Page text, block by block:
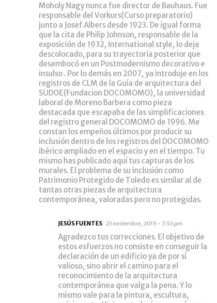
Moholy Nagy nunca fue director de Bauhaus. Fue
responsable del Vorkurs(Curso preparatorio)
junto a Josef Albers desde 1923. De igual forma
que la cita de Philip Johnson, responsable de la
exposición de 1932, International style, lo deja
descolocado, para su trayectoria posterior que
desembocó en un Postmodernismo decorativo e
insulso . Por lo demás en 2007, ya introduje en los
registros de CLM de la Guía de arquitectura del
SUDOE(Fundacion DOCOMOMO), la universidad
laboral de Moreno Barbera como pieza
destacada que escapaba de las simplificaciones
del registro general DOCOMOMO de 1996. Me
constan los empeños últimos por producir su
inclusión dentro de los registros del DOCOMOMO
ibérico ampliado en el espacio y en el tiempo. Tu
mismo has publicado aquí tus capturas de los
murales. El problema de su inclusión como
Patrimonio Protegido de Toledo es similar al de
tantas otras piezas de arquitectura
contemporánea, valoradas pero no protegidas.
JESÚS FUENTES 23 noviembre, 2019 - 7:53 pm
Agradezco tus correcciones. El objetivo de
estos esfuerzos no consiste en conseguir la
declaración de un edificio ya de por sí
valioso, sino abrir el camino para el
reconocimiento de la arquitectura
contemporánea que valga la pena. Y lo
mismo vale para la pintura, escultura,